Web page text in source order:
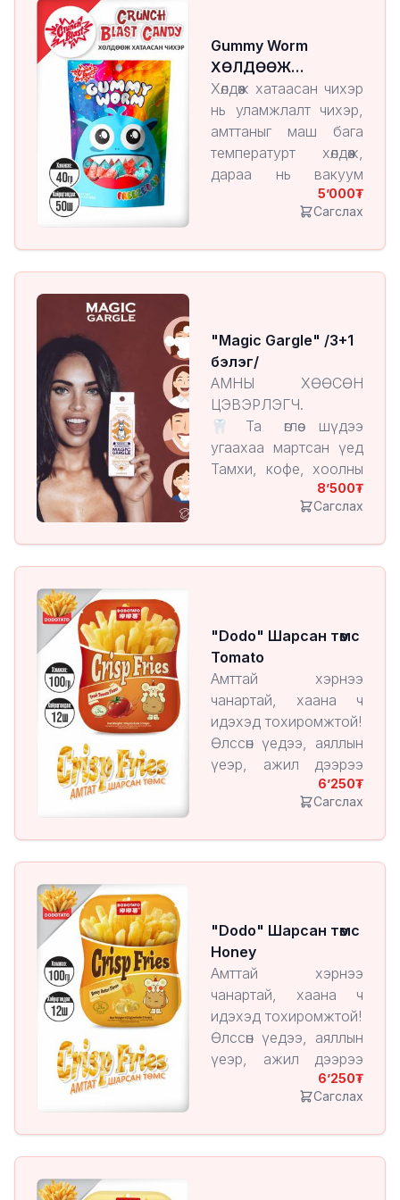
хадгалж, харин бүтэц
нь хөнгөн, шаржигнуур
болдог онцлогтой.
Gummy Worm
ХӨЛДӨӨЖ
ХАТААСАН ЧИХЭР
Хөлдөөж хатаасан чихэр
нь уламжлалт чихэр,
амттаныг маш бага
температурт хөлдөөж,
дараа нь вакуум
орчинд чийгийг нь
ууршуулан гаргаж
хадгалж, харин бүтэц
нь хөнгөн, шаржигнуур
болдог онцлогтой.
5’000
Сагслах
"Magic Gargle" /3+1
бэлэг/
АМНЫ ХӨӨСӨН
ЦЭВЭРЛЭГЧ.
🦷Та өглөө шүдээ
угаахаа мартсан үед
Тамхи, кофе, хоолны
уулзалт, болзооны өмнө
байх ёстой
бүтээгдэхүүн 🦷
3 секундэд
хэрэглэхэд
төгс. Зажлаад л болоо
🦷
8’500
Сагслах
"Dodo" Шарсан төмс
Tomato
Амттай хэрнээ
чанартай, хаана ч
идэхэд тохиромжтой!
Өлссөн үедээ, аяллын
үеэр, ажил дээрээ
эсвэл гэртээ
тухлангаа ч идэх
6’250
Сагслах
"Dodo" Шарсан төмс
Honey
Амттай хэрнээ
чанартай, хаана ч
идэхэд тохиромжтой!
Өлссөн үедээ, аяллын
үеэр, ажил дээрээ
эсвэл гэртээ
тухлангаа ч идэх
6’250
Сагслах